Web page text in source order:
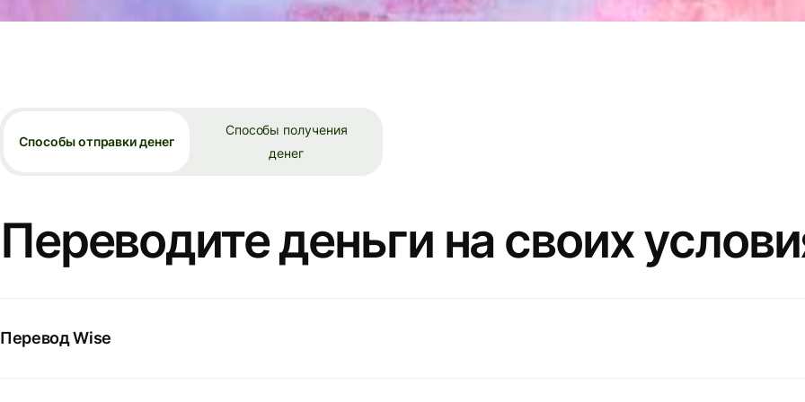
Способы отправки денег
Способы получения
денег
Переводите деньги на своих
Перевод Wise